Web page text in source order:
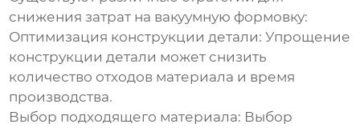
снижения затрат на вакуумную формовку:
Оптимизация конструкции детали: Упрощение
конструкции детали может снизить
количество отходов материала и время
производства.
Выбор подходящего материала: Выбор